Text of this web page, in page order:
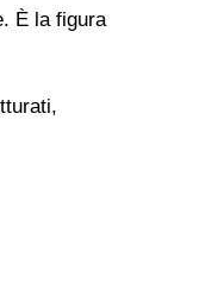
È la figura